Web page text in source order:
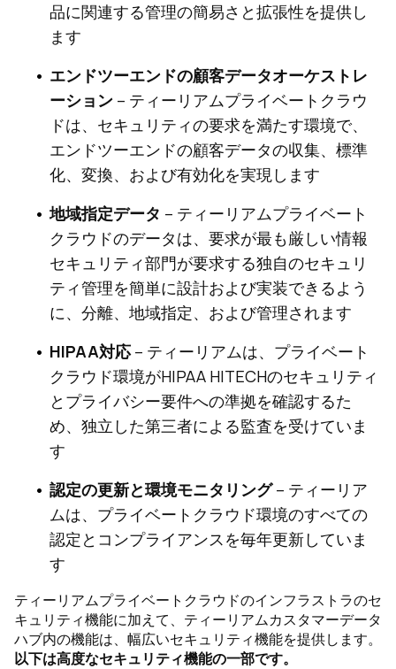
品に関連する管理の簡易さと拡張性を提供し
ます
エンドツーエンドの顧客データオーケストレ
ーション – ティーリアムプライベートクラウ
ドは、セキュリティの要求を満たす環境で、
エンドツーエンドの顧客データの収集、標準
化、変換、および有効化を実現します
地域指定データ – ティーリアムプライベート
クラウドのデータは、要求が最も厳しい情報
セキュリティ部門が要求する独自のセキュリ
ティ管理を簡単に設計および実装できるよう
に、分離、地域指定、および管理されます
HIPAA対応– ティーリアムは、プライベート
クラウド環境がHIPAA HITECHのセキュリティ
とプライバシー要件への準拠を確認するた
め、独立した第三者による監査を受けていま
す
認定の更新と環境モニタリング– ティーリア
ムは、プライベートクラウド環境のすべての
認定とコンプライアンスを毎年更新していま
す
ティーリアムプライベートクラウドのインフラストラのセ
キュリティ機能に加えて、ティーリアムカスタマーデータ
ハブ内の機能は、幅広いセキュリティ機能を提供します。
以下は高度なセキュリティ機能の一部です。